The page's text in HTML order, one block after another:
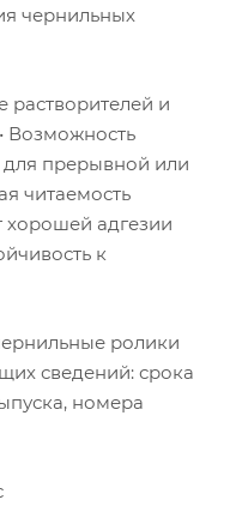
чернильных
растворителей и
Возможность
прерывной или
читаемость
хорошей адгезии
к
ролики
сведений: срока
номера